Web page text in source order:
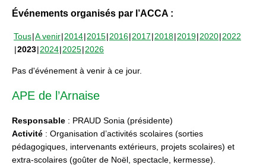
Événements organisés par l’ACCA :
Tous A venir 2014 2015 2016 2017 2018 2019 2020 2022
2023 2024 2025 2026
Pas d'événement à venir à ce jour.
APE de l’Arnaise
Responsable : PRAUD Sonia (présidente)
Activité : Organisation d’activités scolaires (sorties
pédagogiques, intervenants extérieurs, projets scolaires) et
extra-scolaires (goûter de Noël, spectacle, kermesse).